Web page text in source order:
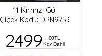
11 Kırmızı Gül
Çiçek Kodu: DRN9753
2499
,00TL
Kdv Dahil